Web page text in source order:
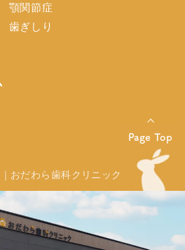
顎関節症
歯ぎしり
Page Top
おだわら歯科クリニック